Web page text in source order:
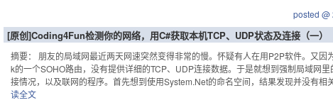
posted
[原创]Coding4Fun检测你的网络，用C#获取本机TCP、UDP状态及连接（一）
摘要： 朋友的局域网最近两天网速突然变得非常的慢。怀疑有人在用P2P软件。又
k的一个SOHO路由，没有提供详细的TCP、UDP连接数据。于是就想到强制局域网
接情况，以及联网的程序。首先想到使用System.Net的命名空间，结果发现并没有
读全文